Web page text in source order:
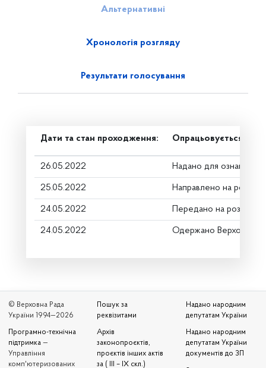
Альтернативні
Хронологія розгляду
Результати голосування
Дати та стан проходження: Опрацьовується в
26.05.2022 Надано для
25.05.2022 Направлено на
24.05.2022 Передано на розгляд
24.05.2022 Одержано Верховною
© Верховна Рада
України 1994—2026
Програмно-технічна
підтримка —
Управління
комп'ютеризованих
Пошук за
реквізитами
Архів
законопроєктів,
проєктів інших актів
за ( III – IX скл.)
Надано народним
депутатам України
Надано народним
депутатам України
документів до ЗП